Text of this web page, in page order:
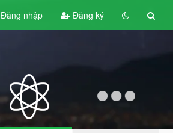
Đăng nhập Đăng ký